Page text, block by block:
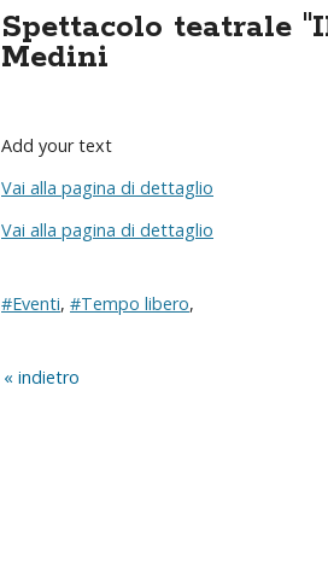
Spettacolo teatrale
Medini
Add your text
Vai alla pagina di dettaglio
Vai alla pagina di dettaglio
#Eventi, #Tempo libero,
indietro